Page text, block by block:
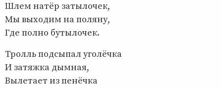
Шлем натёр затылочек,
Мы выходим на поляну,
Где полно бутылочек.
Тролль подсыпал уголёчка
И затяжка дымная,
Вылетает из пенёчка